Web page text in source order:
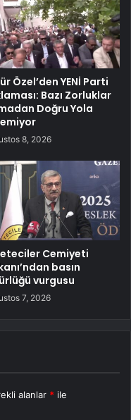
Özel’den YENİ Parti
Bazı Zorluklar
Doğru Yola
8, 2026
Cemiyeti
basın
vurgusu
7, 2026
alanlar * ile